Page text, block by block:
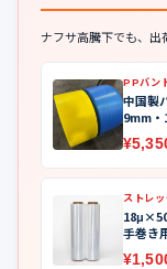
ナフサ高騰下でも、出
PPバン
中国製
9mm
ストレ
手巻き